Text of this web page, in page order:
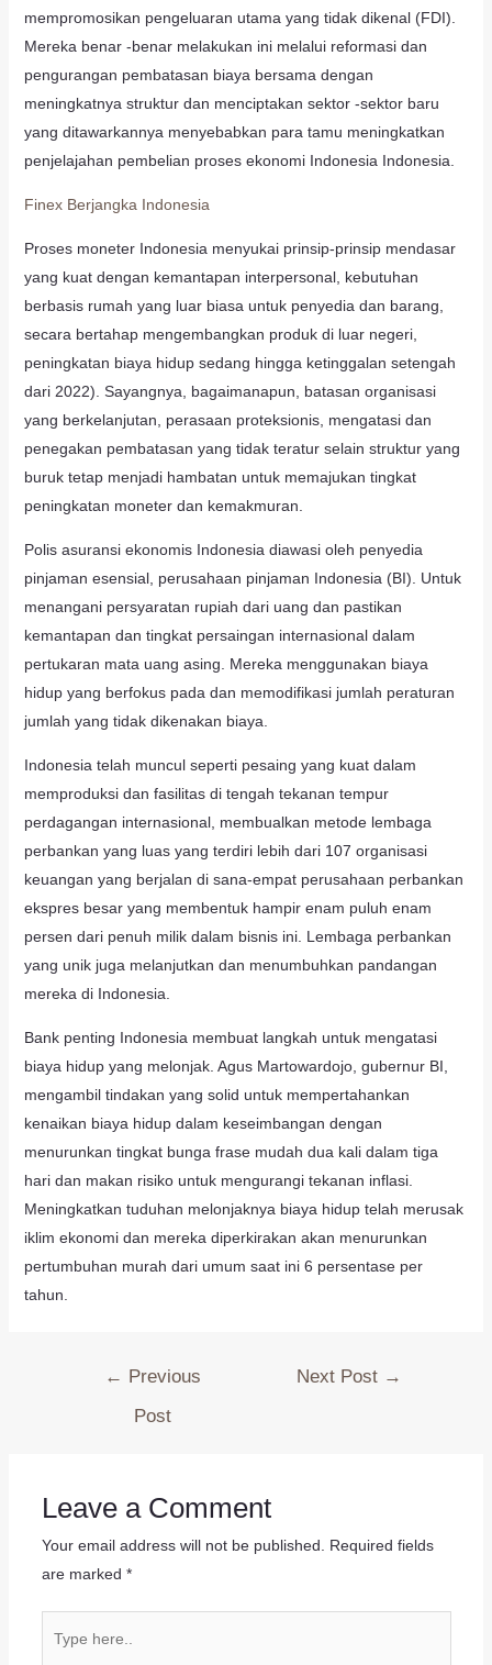
mempromosikan pengeluaran utama yang tidak dikenal (FDI).
Mereka benar -benar melakukan ini melalui reformasi dan
pengurangan pembatasan biaya bersama dengan
meningkatnya struktur dan menciptakan sektor -sektor baru
yang ditawarkannya menyebabkan para tamu meningkatkan
penjelajahan pembelian proses ekonomi Indonesia Indonesia.
Finex Berjangka Indonesia
Proses moneter Indonesia menyukai prinsip-prinsip mendasar
yang kuat dengan kemantapan interpersonal, kebutuhan
berbasis rumah yang luar biasa untuk penyedia dan barang,
secara bertahap mengembangkan produk di luar negeri,
peningkatan biaya hidup sedang hingga ketinggalan setengah
dari 2022). Sayangnya, bagaimanapun, batasan organisasi
yang berkelanjutan, perasaan proteksionis, mengatasi dan
penegakan pembatasan yang tidak teratur selain struktur yang
buruk tetap menjadi hambatan untuk memajukan tingkat
peningkatan moneter dan kemakmuran.
Polis asuransi ekonomis Indonesia diawasi oleh penyedia
pinjaman esensial, perusahaan pinjaman Indonesia (BI). Untuk
menangani persyaratan rupiah dari uang dan pastikan
kemantapan dan tingkat persaingan internasional dalam
pertukaran mata uang asing. Mereka menggunakan biaya
hidup yang berfokus pada dan memodifikasi jumlah peraturan
jumlah yang tidak dikenakan biaya.
Indonesia telah muncul seperti pesaing yang kuat dalam
memproduksi dan fasilitas di tengah tekanan tempur
perdagangan internasional, membualkan metode lembaga
perbankan yang luas yang terdiri lebih dari 107 organisasi
keuangan yang berjalan di sana-empat perusahaan perbankan
ekspres besar yang membentuk hampir enam puluh enam
persen dari penuh milik dalam bisnis ini. Lembaga perbankan
yang unik juga melanjutkan dan menumbuhkan pandangan
mereka di Indonesia.
Bank penting Indonesia membuat langkah untuk mengatasi
biaya hidup yang melonjak. Agus Martowardojo, gubernur BI,
mengambil tindakan yang solid untuk mempertahankan
kenaikan biaya hidup dalam keseimbangan dengan
menurunkan tingkat bunga frase mudah dua kali dalam tiga
hari dan makan risiko untuk mengurangi tekanan inflasi.
Meningkatkan tuduhan melonjaknya biaya hidup telah merusak
iklim ekonomi dan mereka diperkirakan akan menurunkan
pertumbuhan murah dari umum saat ini 6 persentase per
tahun.
← Previous
Post
Next Post →
Leave a Comment
Your email address will not be published.
Required fields
are marked *